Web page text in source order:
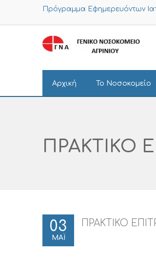
Πρόγραμμα Εφημερευόντων
Αρχική Το Νοσοκομείο
03
ΜΑΪ
ΠΡΑΚΤΙΚΟ